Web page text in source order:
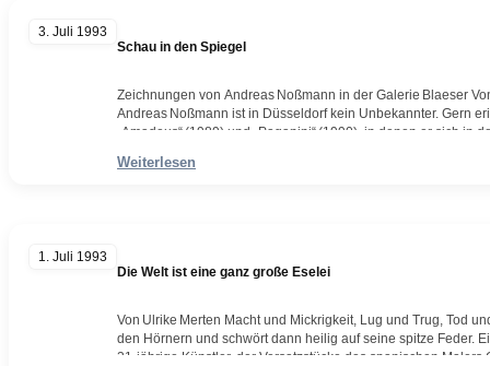
3. Juli 1993
Schau in den Spiegel
Zeichnungen von Andreas Noßmann in der Galerie Blaeser
Andreas Noßmann ist in Düsseldorf kein Unbekannter. Gern
„Amadeus“ (1989) und „Paganini“ (1990), in denen er sich in
in Wuppertal „Freie Graphik“ und „Malerei“ studierte und seit
Weiterlesen
1. Juli 1993
Die Welt ist eine ganz große Eselei
Von Ulrike Merten Macht und Mickrigkeit, Lug und Trug, Tod
den Hörnern und schwört dann heilig auf seine spitze Feder.
31‑jährige Künstler, der Versatzstücke des spanischen